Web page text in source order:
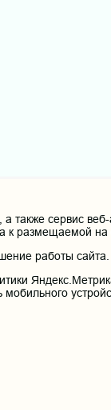
сервис веб-
к размещаемой
работы сайта.